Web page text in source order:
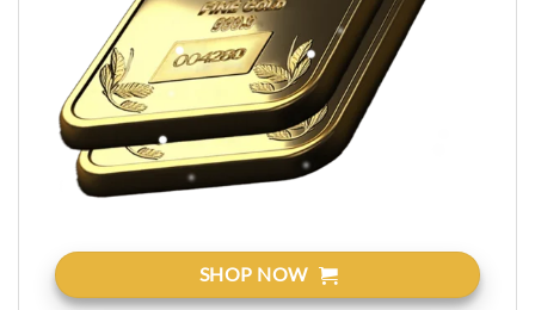
SHOP NOW